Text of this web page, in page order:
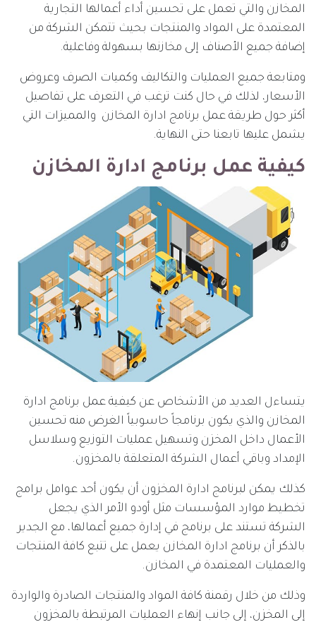
المخازن والتي تعمل على تحسين أداء أعمالها التجارية
المعتمدة على المواد والمنتجات بحيث تتمكن الشركة من
إضافة جميع الأصناف إلى مخازنها بسهولة وفاعلية.
ومتابعة جميع العمليات والتكاليف وكميات الصرف وعروض
الأسعار، لذلك في حال كنت ترغب في التعرف على تفاصيل
أكثر حول طريقة عمل برنامج ادارة المخازن والمميزات التي
يشمل عليها تابعنا حتى النهاية.
كيفية عمل برنامج ادارة المخازن
يتساءل العديد من الأشخاص عن كيفية عمل برنامج ادارة
المخازن والذي يكون برنامجاً حاسوبياً الغرض منه تحسين
الأعمال داخل المخزن وتسهيل عمليات التوزيع وسلاسل
الإمداد وباقي أعمال الشركة المتعلقة بالمخزون.
كذلك يمكن لبرنامج ادارة المخزون أن يكون أحد عوامل برامج
تخطيط موارد المؤسسات مثل أودو الأمر الذي يجعل
الشركة تستند على برنامج في إدارة جميع أعمالها، مع الجدير
بالذكر أن برنامج ادارة المخازن يعمل على تتبع كافة المنتجات
والعمليات المعتمدة في المخازن.
وذلك من خلال رقمنة كافة المواد والمنتجات الصادرة والواردة
إلى المخزن، إلى جانب إنهاء العمليات المرتبطة بالمخزون